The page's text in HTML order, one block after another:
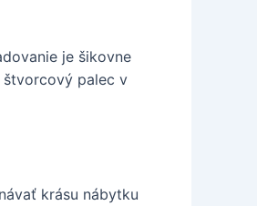
je šikovne
štvorcový palec v
krásu nábytku